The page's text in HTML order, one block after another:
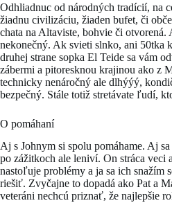
Odhliadnuc od národných tradícií, na
žiadnu civilizáciu, žiaden bufet, či
chata na Altaviste, bohvie či otvorená.
nekonečný. Ak svieti slnko, ani 50tka
druhej strane sopka El Teide sa vám
zábermi a pitoresknou krajinou ako z
technicky nenáročný ale dlhýýý,
bezpečný. Stále totiž stretávate ľudí,
O pomáhaní
Aj s Johnym si spolu pomáhame. Aj
po zážitkoch ale leniví. On stráca veci
nastoľuje problémy a ja sa ich snažím
riešiť. Zvyčajne to dopadá ako Pat a
veteráni nechcú priznať, že najlepšie